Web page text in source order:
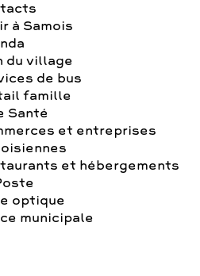
à Samois
du village
de bus
famille
Santé
et entreprises
et hébergements
optique
municipale